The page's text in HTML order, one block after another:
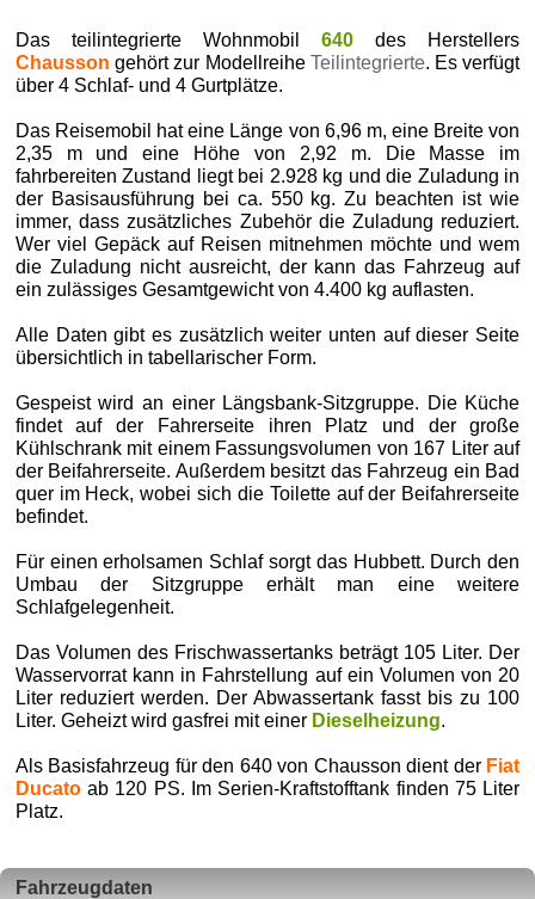
Das teilintegrierte Wohnmobil640 des Herstellers
Chausson gehört zur Modellreihe Teilintegrierte. Es verfügt
über 4 Schlaf- und 4 Gurtplätze.
Das Reisemobil hat eine Länge von 6,96 m, eine Breite von
2,35 m und eine Höhe von 2,92 m. Die Masse im
fahrbereiten Zustand liegt bei 2.928 kg und die Zuladung in
der Basisausführung bei ca. 550 kg. Zu beachten ist wie
immer, dass zusätzliches Zubehör die Zuladung reduziert.
Wer viel Gepäck auf Reisen mitnehmen möchte und wem
die Zuladung nicht ausreicht, der kann das Fahrzeug auf
ein zulässiges Gesamtgewicht von 4.400 kg auflasten.
Alle Daten gibt es zusätzlich weiter unten auf dieser Seite
übersichtlich in tabellarischer Form.
Gespeist wird an einer Längsbank-Sitzgruppe. Die Küche
findet auf der Fahrerseite ihren Platz und der große
Kühlschrank mit einem Fassungsvolumen von 167 Liter auf
der Beifahrerseite. Außerdem besitzt das Fahrzeug ein Bad
quer im Heck, wobei sich die Toilette auf der Beifahrerseite
befindet.
Für einen erholsamen Schlaf sorgt das Hubbett. Durch den
Umbau der Sitzgruppe erhält man eine weitere
Schlafgelegenheit.
Das Volumen des Frischwassertanks beträgt 105 Liter. Der
Wasservorrat kann in Fahrstellung auf ein Volumen von 20
Liter reduziert werden. Der Abwassertank fasst bis zu 100
Liter. Geheizt wird gasfrei mit einer Dieselheizung.
Als Basisfahrzeug für den 640 von Chausson dient der Fiat
Ducatoab 120 PS. Im Serien-Kraftstofftank finden 75 Liter
Platz.
Fahrzeugdaten